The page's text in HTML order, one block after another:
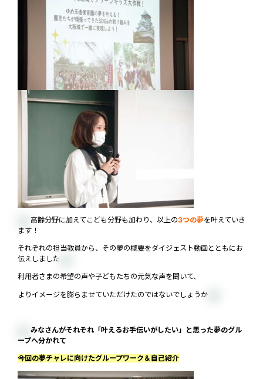
高齢分野に加えてこども分野も加わり、以上の3つの夢を叶えていき
ます！
それぞれの担当教員から、その夢の概要をダイジェスト動画とともにお
伝えしました
利用者さまの希望の声や子どもたちの元気な声を聞いて、
よりイメージを膨らませていただけたのではないでしょうか
みなさんがそれぞれ「叶えるお手伝いがしたい」と思った夢のグル
ープへ分かれて
今回の夢チャレに向けたグループワーク＆自己紹介